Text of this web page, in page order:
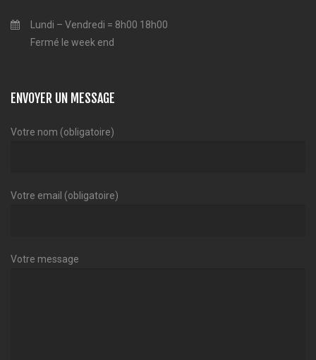
Lundi – Vendredi = 8h00 18h00
Fermé le week end
ENVOYER UN MESSAGE
Votre nom (obligatoire)
Votre email (obligatoire)
Votre message